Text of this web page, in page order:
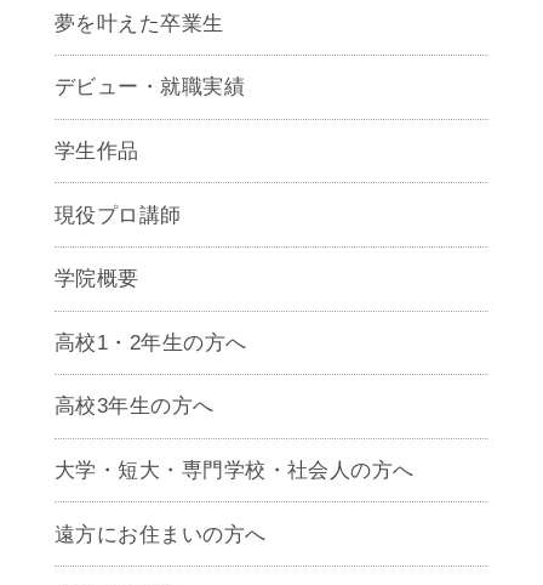
夢を叶えた卒業生
デビュー・就職実績
学生作品
現役プロ講師
学院概要
高校1・2年生の方へ
高校3年生の方へ
大学・短大・専門学校・社会人の方へ
遠方にお住まいの方へ